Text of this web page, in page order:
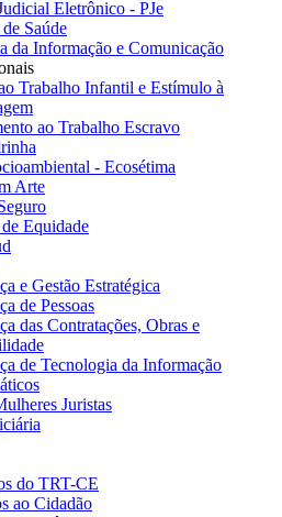
Eletrônico - PJe
Saúde
da Informação e Comunicação
Trabalho Infantil e Estímulo à
ao Trabalho Escravo
- Ecosétima
Arte
Equidade
e Gestão Estratégica
de Pessoas
das Contratações, Obras e
de Tecnologia da Informação
Juristas
do TRT-CE
ao Cidadão